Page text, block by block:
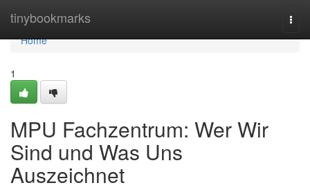
tinybookmarks
Home
Home
1
MPU Fachzentrum: Wer Wir
Sind und Was Uns
Auszeichnet